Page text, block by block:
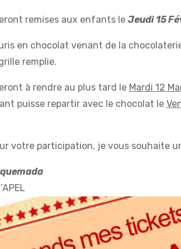
remises aux enfants leJeudi 15
en chocolat venant de la
remplie.
à rendre au plus tard le Mardi 12
puisse repartir avec le chocolat le
votre participation, je vous souhaite